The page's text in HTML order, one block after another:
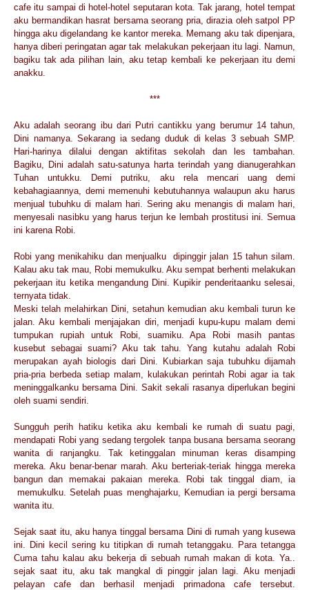
cafe itu sampai di hotel-hotel seputaran kota. Tak jarang, hotel tempat
aku bermandikan hasrat bersama seorang pria, dirazia oleh satpol PP
hingga aku digelandang ke kantor mereka. Memang aku tak dipenjara,
hanya diberi peringatan agar tak melakukan pekerjaan itu lagi. Namun,
bagiku tak ada pilihan lain, aku tetap kembali ke pekerjaan itu demi
anakku.
***
Aku adalah seorang ibu dari Putri cantikku yang berumur 14 tahun,
Dini namanya. Sekarang ia sedang duduk di kelas 3 sebuah SMP.
Hari-harinya dilalui dengan aktifitas sekolah dan les tambahan.
Bagiku, Dini adalah satu-satunya harta terindah yang dianugerahkan
Tuhan untukku. Demi putriku, aku rela mencari uang demi
kebahagiaannya, demi memenuhi kebutuhannya walaupun aku harus
menjual tubuhku di malam hari. Sering aku menangis di malam hari,
menyesali nasibku yang harus terjun ke lembah prostitusi ini. Semua
ini karena Robi.
Robi yang menikahiku dan menjualku dipinggir jalan 15 tahun silam.
Kalau aku tak mau, Robi memukulku. Aku sempat berhenti melakukan
pekerjaan itu ketika mengandung Dini. Kupikir penderitaanku selesai,
ternyata tidak.
Meski telah melahirkan Dini, setahun kemudian aku kembali turun ke
jalan. Aku kembali menjajakan diri, menjadi kupu-kupu malam demi
tumpukan rupiah untuk Robi, suamiku. Apa Robi masih pantas
kusebut sebagai suami? Aku tak tahu. Yang kutahu adalah Robi
merupakan ayah biologis dari Dini. Kubiarkan saja tubuhku dijamah
pria-pria berbeda setiap malam, kulakukan perintah Robi agar ia tak
meninggalkanku bersama Dini. Sakit sekali rasanya diperlukan begini
oleh suami sendiri.
Sungguh perih hatiku ketika aku kembali ke rumah di suatu pagi,
mendapati Robi yang sedang tergolek tanpa busana bersama seorang
wanita di ranjangku. Tak ketinggalan minuman keras disamping
mereka. Aku benar-benar marah. Aku berteriak-teriak hingga mereka
bangun dan memakai pakaian mereka. Robi tak tinggal diam, ia
memukulku. Setelah puas menghajarku, Kemudian ia pergi bersama
wanita itu.
Sejak saat itu, aku hanya tinggal bersama Dini di rumah yang kusewa
ini. Dini kecil sering ku titipkan di rumah tetanggaku. Para tetangga
Cuma tahu kalau aku bekerja di sebuah rumah makan di kota. Ya..
sejak saat itu, aku tak mangkal di pinggir jalan lagi. Aku menjadi
pelayan cafe dan berhasil menjadi primadona cafe tersebut.